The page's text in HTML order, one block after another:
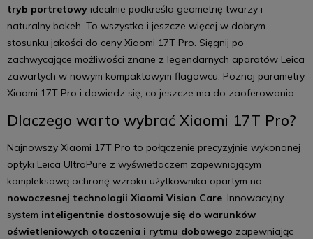
tryb portretowyidealnie podkreśla geometrię twarzy i
naturalny bokeh. To wszystko i jeszcze więcej w dobrym
stosunku jakości do ceny Xiaomi 17T Pro. Sięgnij po
zachwycające możliwości znane z legendarnych aparatów Leica
zawartych w nowym kompaktowym flagowcu. Poznaj parametry
Xiaomi 17T Pro i dowiedz się, co jeszcze ma do zaoferowania.
Dlaczego warto wybrać Xiaomi 17T Pro?
Najnowszy Xiaomi 17T Pro to połączenie precyzyjnie wykonanej
optyki Leica UltraPure z wyświetlaczem zapewniającym
kompleksową ochronę wzroku użytkownika opartym na
nowoczesnej technologii Xiaomi Vision Care. Innowacyjny
system inteligentnie dostosowuje się do warunków
oświetleniowych otoczenia i rytmu dobowego zapewniając